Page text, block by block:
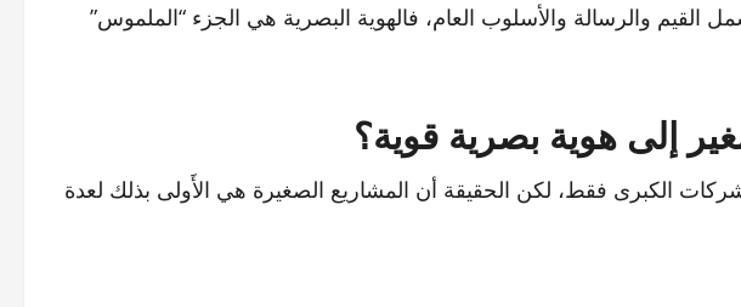
القيم والرسالة والأسلوب العام، فالهوية البصرية هي الجزء “الملموس”
إلى هوية بصرية قوية؟
الكبرى فقط، لكن الحقيقة أن المشاريع الصغيرة هي الأَولى بذلك لعدة